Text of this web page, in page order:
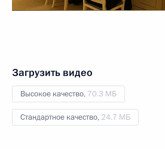
Загрузить видео
Высокое качество, 70.3 МБ
Стандартное качество, 24.7 МБ